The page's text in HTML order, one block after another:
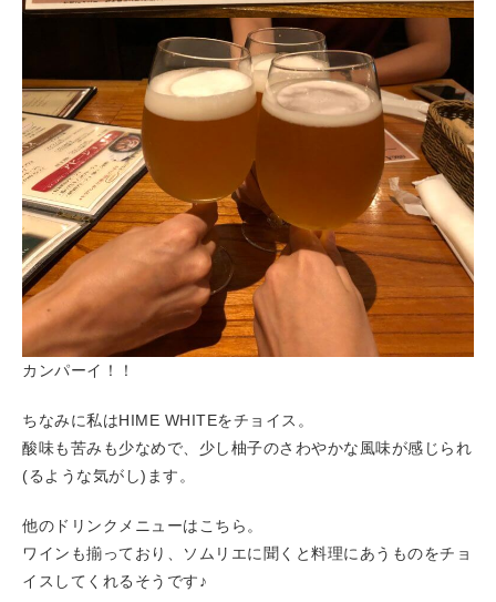
カンパーイ！！
ちなみに私はHIME WHITEをチョイス。
酸味も苦みも少なめで、少し柚子のさわやかな風味が感じられ
(るような気がし)ます。
他のドリンクメニューはこちら。
ワインも揃っており、ソムリエに聞くと料理にあうものをチョ
イスしてくれるそうです♪